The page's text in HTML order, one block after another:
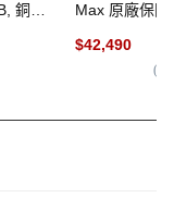
銅棕
Max 原廠保固
$42,490
(